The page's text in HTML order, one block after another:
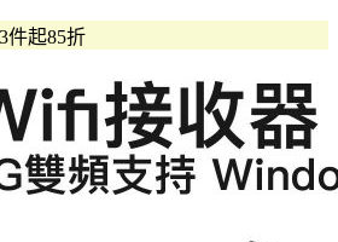
件起85折